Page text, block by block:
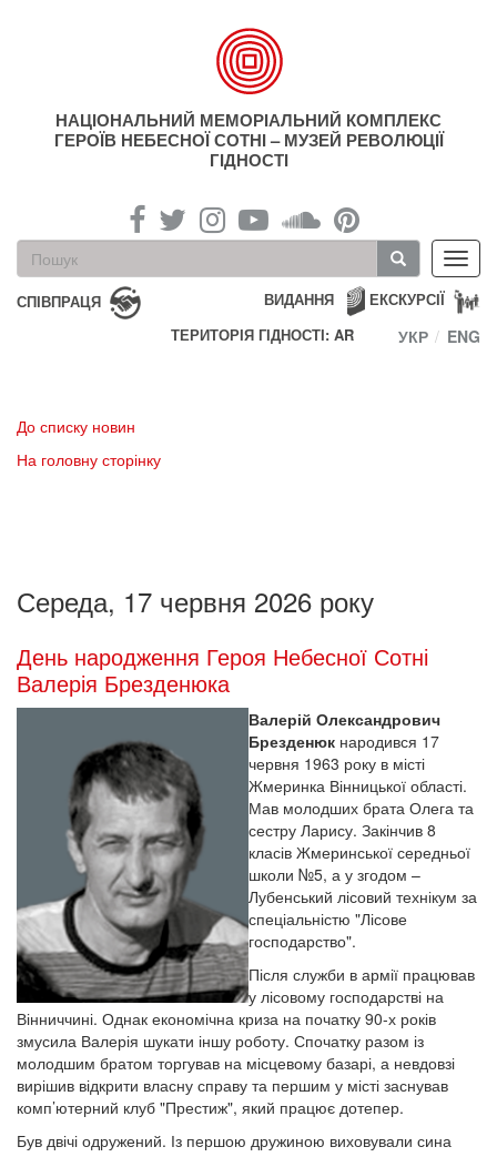
НАЦІОНАЛЬНИЙ МЕМОРІАЛЬНИЙ КОМПЛЕКС
ГЕРОЇВ НЕБЕСНОЇ СОТНІ – МУЗЕЙ РЕВОЛЮЦІЇ
ГІДНОСТІ
Пошукова
форма
Пошук
СПІВПРАЦЯ ЕКСКУРСІЇ
ВИДАННЯ
ТЕРИТОРІЯ ГІДНОСТІ: AR
УКР ENG
До списку новин
На головну сторінку
Середа, 17 червня 2026 року
День народження Героя Небесної Сотні
Валерія Брезденюка
Валерій Олександрович
Брезденюк народився 17
червня 1963 року в місті
Жмеринка Вінницької області.
Мав молодших брата Олега та
сестру Ларису. Закінчив 8
класів Жмеринської середньої
школи №5, а у згодом –
Лубенський лісовий технікум за
спеціальністю "Лісове
господарство".
Після служби в армії працював
у лісовому господарстві на
Вінниччині. Однак економічна криза на початку 90-х років
змусила Валерія шукати іншу роботу. Спочатку разом із
молодшим братом торгував на місцевому базарі, а невдовзі
вирішив відкрити власну справу та першим у місті заснував
комп’ютерний клуб "Престиж", який працює дотепер.
Був двічі одружений. Із першою дружиною виховували сина